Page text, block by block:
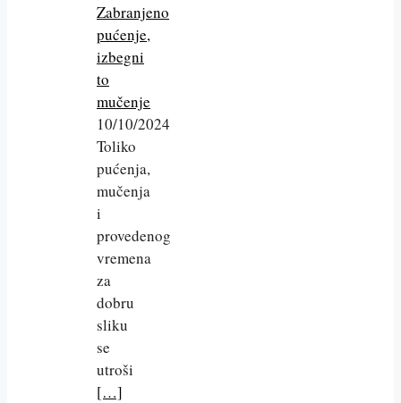
Zabranjeno
pućenje,
izbegni
to
mučenje
10/10/2024
Toliko
pućenja,
mučenja
i
provedenog
vremena
za
dobru
sliku
se
utroši
[…]